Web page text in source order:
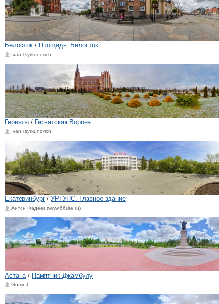
Белосток / Площадь. Белосток
Ivan Tsyrkunovich
Гервяты / Гервятская Ворона
Ivan Tsyrkunovich
Екатеринбург / УРГУПС. Главное здание
Антон Фадеев (www.66site.ru)
Астана/ Памятник Джамбулу
Gumir J.